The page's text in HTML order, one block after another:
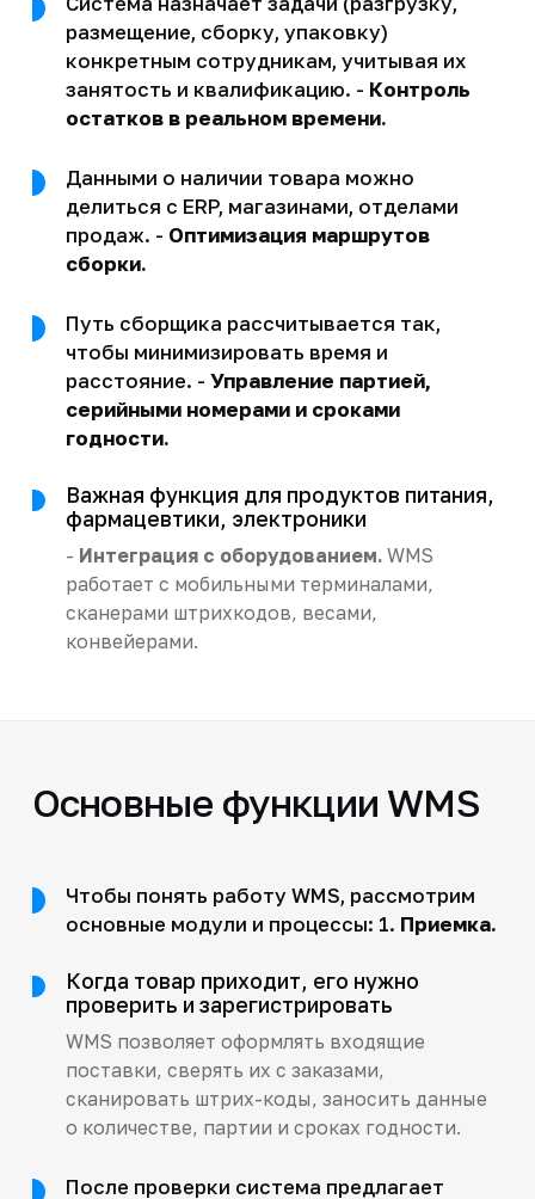
размещение, сборку, упаковку)
конкретным сотрудникам, учитывая их
занятость и квалификацию. - Контроль
остатков в реальном времени.
Данными о наличии товара можно
делиться с ERP, магазинами, отделами
продаж. - Оптимизация маршрутов
сборки.
Путь сборщика рассчитывается так,
чтобы минимизировать время и
расстояние. - Управление партией,
серийными номерами и сроками
годности.
Важная функция для продуктов питания,
фармацевтики, электроники
- Интеграция с оборудованием.WMS
работает с мобильными терминалами,
сканерами штрихкодов, весами,
конвейерами.
Основные функции WMS
Чтобы понять работу WMS, рассмотрим
основные модули и процессы: 1. Приемка.
Когда товар приходит, его нужно
проверить и зарегистрировать
WMS позволяет оформлять входящие
поставки, сверять их с заказами,
сканировать штрих-коды, заносить данные
о количестве, партии и сроках годности.
После проверки система предлагает